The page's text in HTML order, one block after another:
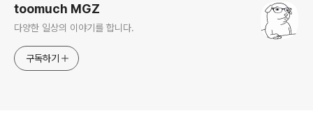
toomuch MGZ
다양한 일상의 이야기를 합니다.
구독하기